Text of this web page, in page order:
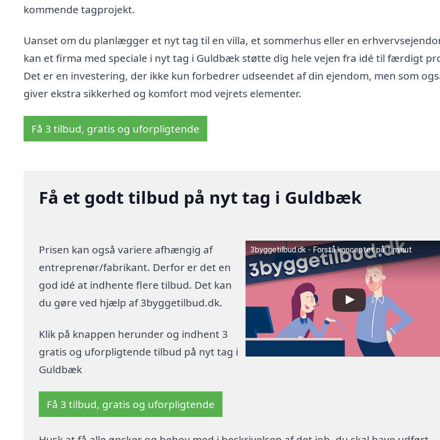
kommende tagprojekt.
Uanset om du planlægger et nyt tag til en villa, et sommerhus eller en
kan et firma med speciale i nyt tag i Guldbæk støtte dig hele vejen fra idé til færdigt
Det er en investering, der ikke kun forbedrer udseendet af din ejendom, men som
giver ekstra sikkerhed og komfort mod vejrets elementer.
Få 3 tilbud, gratis og uforpligtende
Få et godt tilbud på nyt tag i Guldbæk
Prisen kan også variere afhængig af
entreprenør/fabrikant. Derfor er det en
god idé at indhente flere tilbud. Det kan
du gøre ved hjælp af 3byggetilbud.dk.
Klik på knappen herunder og indhent 3
gratis og uforpligtende tilbud på nyt tag i
Guldbæk
Få 3 tilbud, gratis og uforpligtende
3byggetilbud.dk - Forstå konceptet på 1 minut